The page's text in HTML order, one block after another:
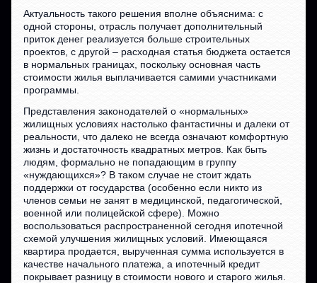
Актуальность такого решения вполне объяснима: с
одной стороны, отрасль получает дополнительный
приток денег реализуется больше строительных
проектов, с другой – расходная статья бюджета остается
в нормальных границах, поскольку основная часть
стоимости жилья выплачивается самими участниками
программы.
Представления законодателей о «нормальных»
жилищных условиях настолько фантастичны и далеки от
реальности, что далеко не всегда означают комфортную
жизнь и достаточность квадратных метров. Как быть
людям, формально не попадающим в группу
«нуждающихся»? В таком случае не стоит ждать
поддержки от государства (особенно если никто из
членов семьи не занят в медицинской, педагогической,
военной или полицейской сфере). Можно
воспользоваться распространенной сегодня ипотечной
схемой улучшения жилищных условий. Имеющаяся
квартира продается, вырученная сумма используется в
качестве начального платежа, а ипотечный кредит
покрывает разницу в стоимости нового и старого жилья.